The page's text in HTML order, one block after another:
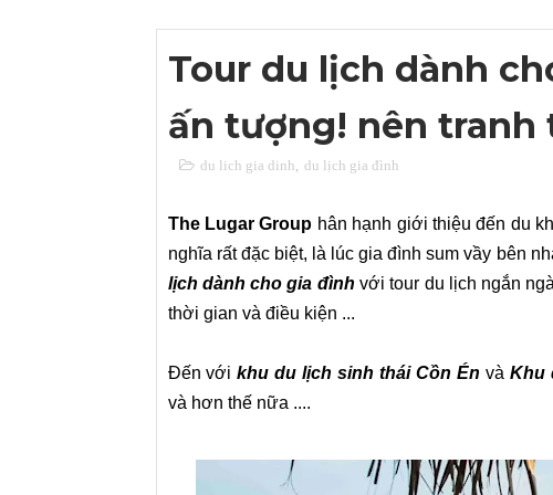
Tour du lịch dành
ấn tượng! nên tranh
du lich gia dinh du lịch gia đình
The Lugar Group hân hạnh giới thiệu đến du
nghĩa rất đặc biệt, là lúc gia đình sum vầy bên
lịch dành cho gia đình với tour du lịch ngắn
thời gian và điều kiện ...
Đến vớikhu du lịch sinh thái Cồn Én vàKhu
và hơn thế nữa ....